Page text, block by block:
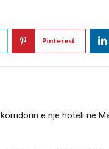
Pinterest
e një hoteli në